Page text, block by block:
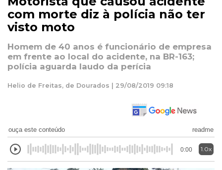
com morte diz à polícia não ter
visto moto
Homem de 40 anos é funcionário de empresa
em frente ao local do acidente, na BR-163;
polícia aguarda laudo da perícia
Helio de Freitas, de Dourados | 29/08/2019 09:18
ouça este conteúdo readme
0:00 1.0x